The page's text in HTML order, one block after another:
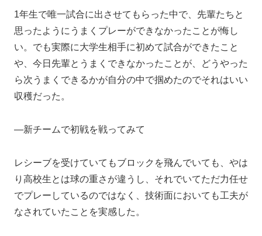
1年生で唯一試合に出させてもらった中で、先輩たちと
思ったようにうまくプレーができなかったことが悔し
い。でも実際に大学生相手に初めて試合ができたこと
や、今日先輩とうまくできなかったことが、どうやった
ら次うまくできるかが自分の中で掴めたのでそれはいい
収穫だった。
―新チームで初戦を戦ってみて
レシーブを受けていてもブロックを飛んでいても、やは
り高校生とは球の重さが違うし、それでいてただ力任せ
でプレーしているのではなく、技術面においても工夫が
なされていたことを実感した。